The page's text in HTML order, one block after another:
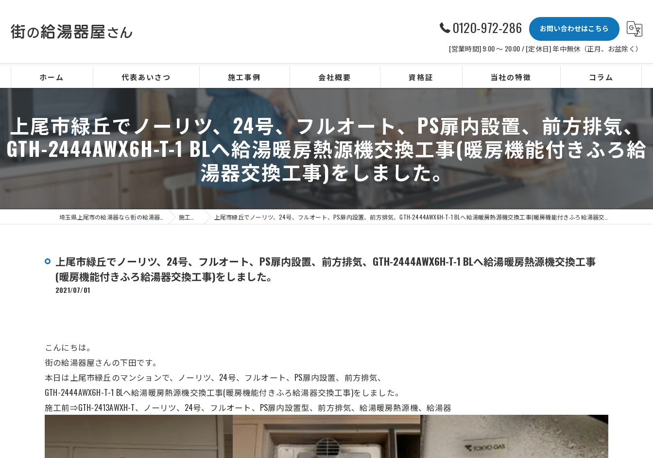
0120-972-286
お問い合わせはこちら
[営業時間] 9:00 〜 20:00 / [定休日] 年中無休（正月、お盆除く）
ホーム 代表あいさつ 施工事例 会社概要 資格証 当社の特徴
レンジフード
水栓
IHクッキングヒーター
ビルトイン食洗機
浴室換気扇
コラム
上尾市緑丘でノーリツ、24号、フルオート、PS扉内設置、前方排気、
GTH-2444AWX6H-T-1 BLへ給湯暖房熱源機交換工事(暖房機能付きふろ給
湯器交換工事)をしました。
施工事例 上尾市緑丘でノーリツ、24号、フルオート、PS扉内設置、前方排気、GTH-2444AWX6H-T-1 BLへ給湯暖房熱源機交換工事(暖房機能付きふろ給湯器交換工事)をしました。
上尾市緑丘でノーリツ、24号、フルオート、PS扉内設置、前方排気、GTH-2444AWX6H-T-1 BLへ給湯暖房熱源機交換工事
(暖房機能付きふろ給湯器交換工事)をしました。
2021/07/01
こんにちは。
街の給湯器屋さんの下田です。
本日は上尾市緑丘のマンションで、ノーリツ、24号、フルオート、 PS扉内設置、前方排気、
GTH-2444AWX6H-T-1 BLへ給湯暖房熱源機交換工事(暖房機能付きふろ給湯器交換工事)をしました。
施工前⇒GTH-2413AWXH-T、ノーリツ、24号、フルオート、 PS扉内設置型、前方排気、給湯暖房熱源機、給湯器